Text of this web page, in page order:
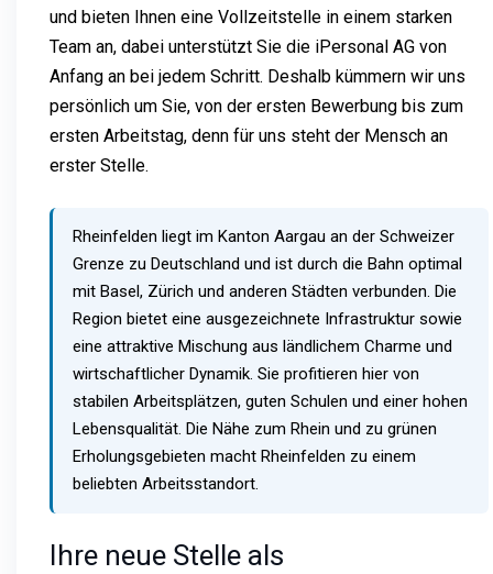
und bieten Ihnen eine Vollzeitstelle in einem starken
Team an, dabei unterstützt Sie die iPersonal AG von
Anfang an bei jedem Schritt. Deshalb kümmern wir uns
persönlich um Sie, von der ersten Bewerbung bis zum
ersten Arbeitstag, denn für uns steht der Mensch an
erster Stelle.
Rheinfelden liegt im Kanton Aargau an der Schweizer
Grenze zu Deutschland und ist durch die Bahn optimal
mit Basel, Zürich und anderen Städten verbunden. Die
Region bietet eine ausgezeichnete Infrastruktur sowie
eine attraktive Mischung aus ländlichem Charme und
wirtschaftlicher Dynamik. Sie profitieren hier von
stabilen Arbeitsplätzen, guten Schulen und einer hohen
Lebensqualität. Die Nähe zum Rhein und zu grünen
Erholungsgebieten macht Rheinfelden zu einem
beliebten Arbeitsstandort.
Ihre neue Stelle als